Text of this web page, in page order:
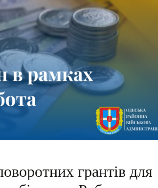
грантів для